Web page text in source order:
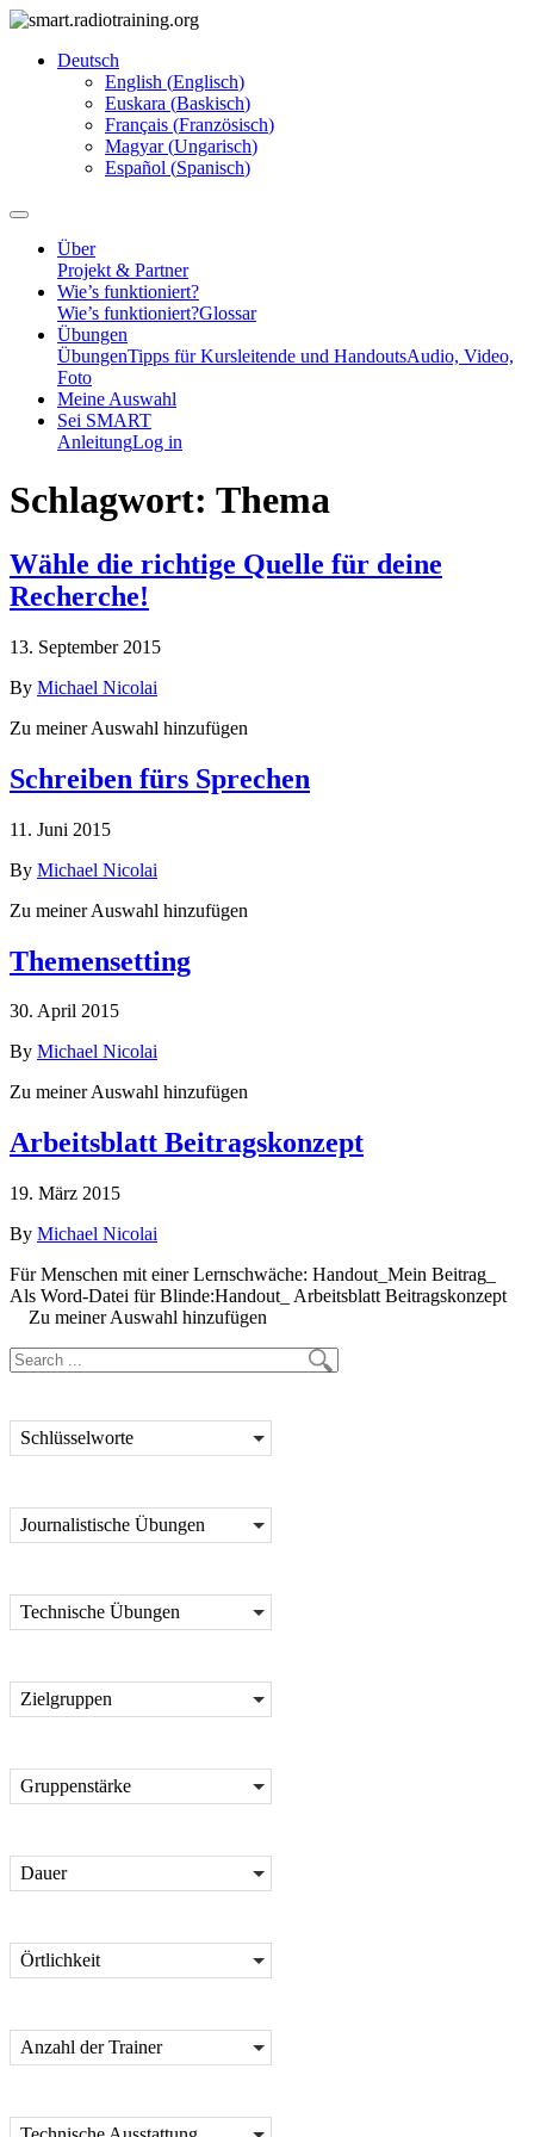
Deutsch
English (Englisch)
Euskara (Baskisch)
Français (Französisch)
Magyar(Ungarisch)
Español (Spanisch)
Über
Projekt & Partner
Wie’s funktioniert?
Wie’s funktioniert?Glossar
Übungen
ÜbungenTipps für Kursleitende und HandoutsAudio, Video,
Foto
Meine Auswahl
Sei SMART
AnleitungLog in
Schlagwort: Thema
Wähle die richtige Quelle für deine
Recherche!
13. September 2015
By Michael Nicolai
Zu meiner Auswahl hinzufügen
Schreiben fürs Sprechen
11. Juni 2015
By Michael Nicolai
Zu meiner Auswahl hinzufügen
Themensetting
30. April 2015
By Michael Nicolai
Zu meiner Auswahl hinzufügen
Arbeitsblatt Beitragskonzept
19. März 2015
By Michael Nicolai
Für Menschen mit einer Lernschwäche: Handout_Mein Beitrag_
Als Word-Datei für Blinde:Handout_ Arbeitsblatt Beitragskonzept
Zu meiner Auswahl hinzufügen
Schlüsselworte
Journalistische Übungen
Technische Übungen
Zielgruppen
Gruppenstärke
Dauer
Örtlichkeit
Anzahl der Trainer